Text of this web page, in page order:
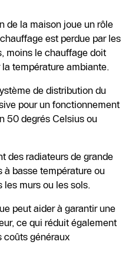
de la maison joue un rôle
est perdue par les
moins le chauffage doit
température ambiante.
de distribution du
pour un fonctionnement
50 degrés Celsius ou
des radiateurs de grande
basse température ou
murs ou les sols.
peut aider à garantir une
ce qui réduit également
coûts généraux